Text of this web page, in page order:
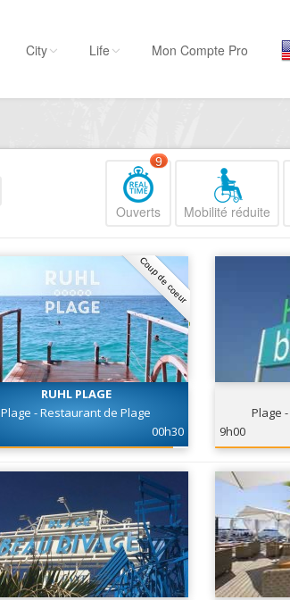
Hôtels, ...
Visiter
Mode, ...
Loisirs
Plages,
Services
Tourisme, ...
City Life Mon Compte Pro
Ouverts
9
Mobilité réduite
Coup de coeur
RUHL PLAGE
Plage - Restaurant de Plage
00h30
Plage
9h00